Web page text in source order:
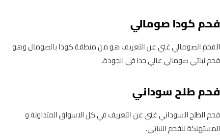
فحم كودا صومالي
الفحم الصومالي غني عن التعريف هو من منطقة كودا بالصومال وهو
فحم نباتي صومالي عالي جدا في الجودة.
فحم طلح سوداني
فحم الطلح السوداني غني عن التعريف في كل الاسواق المتداولة و
المستهلكة للفحم النباتي.